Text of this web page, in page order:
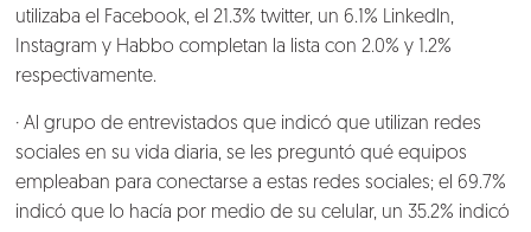
utilizaba el Facebook, el 21.3% twitter, un 6.1% Linkedln,
Instagram y Habbo completan la lista con 2.0% y 1.2%
respectivamente.
· Al grupo de entrevistados que indicó que utilizan redes
sociales en su vida diaria, se les preguntó qué equipos
empleaban para conectarse a estas redes sociales; el 69.7%
indicó que lo hacía por medio de su celular, un 35.2% indicó